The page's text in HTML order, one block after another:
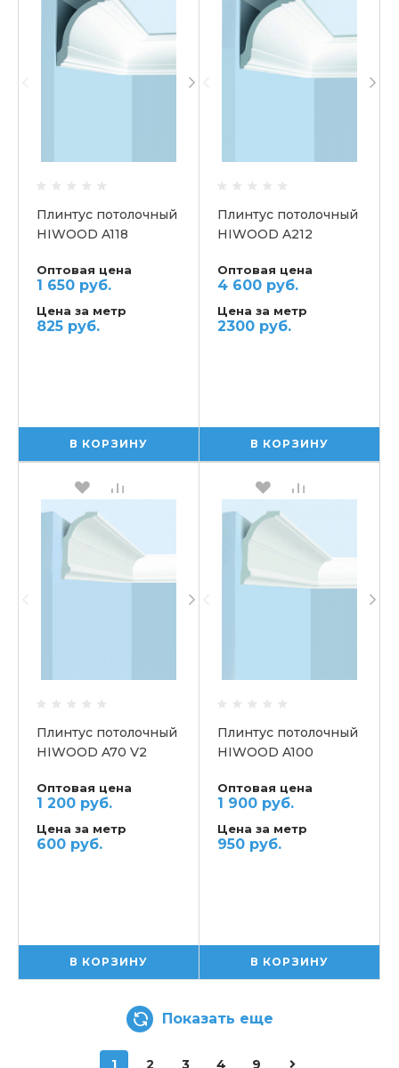
Плинтус потолочный
HIWOOD A118
Оптовая цена
1 650 руб.
Цена за метр
825 руб.
В КОРЗИНУ
Плинтус потолочный
HIWOOD A212
Оптовая цена
4 600 руб.
Цена за метр
2300 руб.
В КОРЗИНУ
Плинтус потолочный
HIWOOD A70 V2
Оптовая цена
1 200 руб.
Цена за метр
600 руб.
В КОРЗИНУ
Плинтус потолочный
HIWOOD A100
Оптовая цена
1 900 руб.
Цена за метр
950 руб.
В КОРЗИНУ
Показать еще
1 2 3 4 9